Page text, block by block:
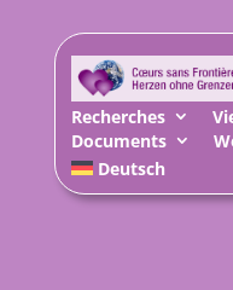
Recherches
Documents
Deutsch